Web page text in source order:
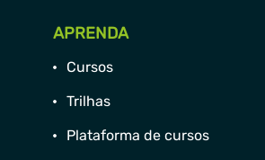
APRENDA
Cursos
Trilhas
Plataforma de cursos